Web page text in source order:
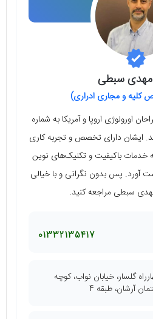
مهدی سبطی
و مجاری ادراری)
اورولوژی اروپا و آمریکا به شماره
95953 می‌باشد. ایشان دارای تخصص و تجربه کاری
خدمات باکیفیت و تکنیک‌های نوین
آورد. پس بدون نگرانی و با خیالی
سبطی مراجعه کنید.
01332135417
گلسار، خیابان نواب، کوچه
آرشان، طبقه 4